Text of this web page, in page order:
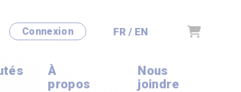
Connexion FR / EN Panier
À
propos
Nous
joindre